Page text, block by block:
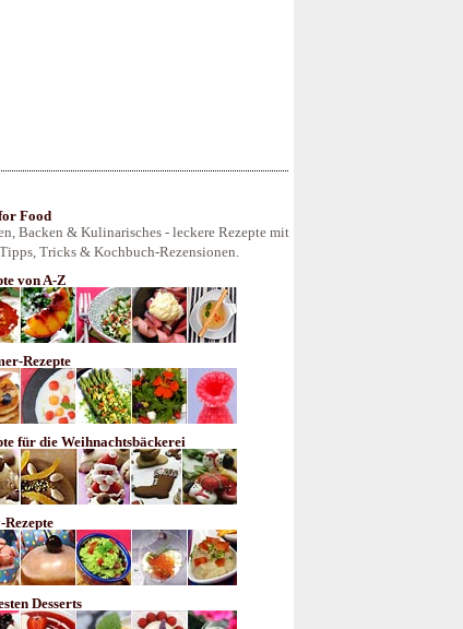
Food
Backen & Kulinarisches - leckere Rezepte mit
Tricks & Kochbuch-Rezensionen.
von A-Z
Rezepte
für die Weihnachtsbäckerei
Desserts